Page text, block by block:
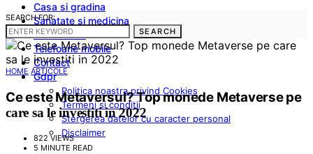
Casa si gradina
Sanatate si medicina
Cum sa fac
Telefoane mobile
Contact
Gdpr
Politica noastra privind Cookies
Termeni si conditii
Stergerea datelor cu caracter personal
Disclaimer
SEARCH FOR:
SEARCH
HOME ARTICOLE
Ce este Metaversul? Top monede Metaverse pe
care sa le investiti in 2022
822 VIEWS
5 MINUTE READ